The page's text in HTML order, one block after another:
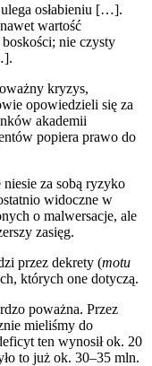
osłabieniu […].
wartość
nie czysty
kryzys,
opowiedzieli się za
akademii
popiera prawo do
za sobą ryzyko
widoczne w
o malwersacje, ale
zasięg.
przez dekrety (motu
których one dotyczą.
poważna. Przez
mieliśmy do
ten wynosił ok. 20
to już ok. 30–35 mln.